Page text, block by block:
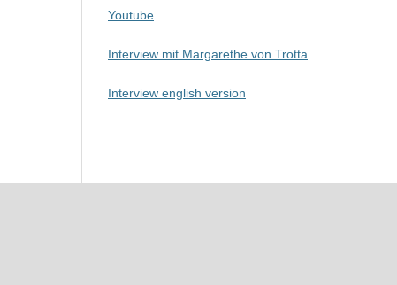
Youtube
Interview mit Margarethe von Trotta
Interview english version